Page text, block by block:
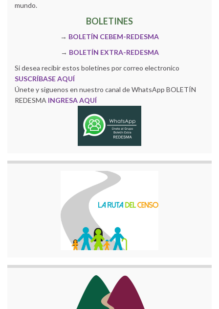
mundo.
BOLETINES
→ BOLETÍN CEBEM-REDESMA
→ BOLETÍN EXTRA-REDESMA
Si desea recibir estos boletines por correo electronico
SUSCRÍBASE AQUÍ
Únete y siguenos en nuestro canal de WhatsApp BOLETÍN
REDESMA INGRESA AQUÍ